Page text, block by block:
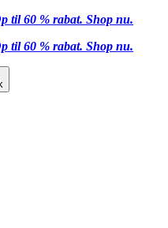
til 60 % rabat. Shop nu.
til 60 % rabat. Shop nu.